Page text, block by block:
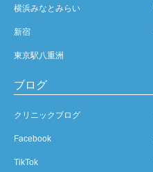
横浜みなとみらい
新宿
東京駅八重洲
ブログ
クリニックブログ
Facebook
TikTok